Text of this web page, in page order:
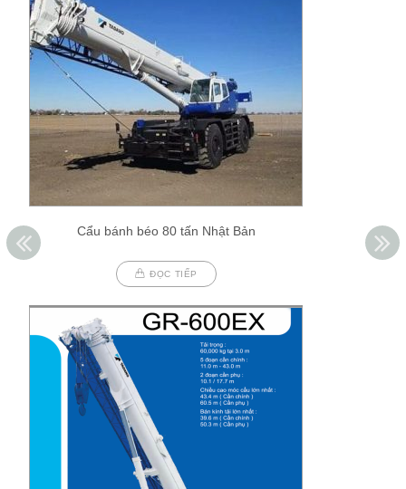
Cẩu bánh béo 80 tấn Nhật Bản
ĐỌC TIẾP